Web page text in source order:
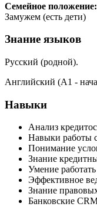
Семейное положение:
Замужем (есть дети)
Знание языков
Русский (родной).
Английский (А1 -
Навыки
Анализ
Навыки
Понимание
Знание
Умение
Эффективное
Знание
Банковские